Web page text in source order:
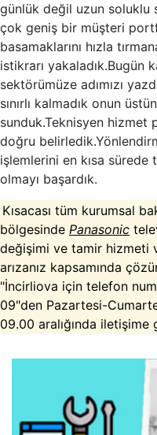
günlük değil uzun soluklu
çok geniş bir müşteri
basamaklarını hızla
istikrarı yakaladık.Bugün
sektörümüze adımızı
sınırlı kalmadık onun
sunduk.Teknisyen hizmet
doğru
işlemlerini en kısa
olmayı başardık.
Kısacası tüm kurumsal
bölgesinde Panasonic
değişimi ve tamir hizmeti
arızanız kapsamında
"İncirliova için telefon
09"den Pazartesi-
09.00 aralığında iletişime